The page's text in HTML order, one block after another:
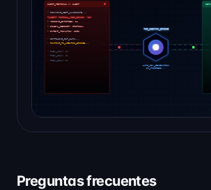
Preguntas frecuentes